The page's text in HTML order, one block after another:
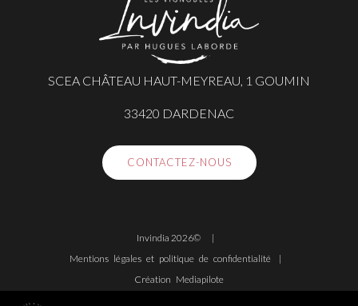
SCEA CHÂTEAU HAUT-MEYREAU, 1 GOUMIN
33420 DARDENAC
CONTACTEZ-NOUS
Invindia 2026©
Mentions légales et politique de confidentialité
Création Mediapilote